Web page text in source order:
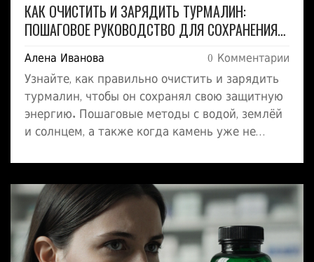
КАК ОЧИСТИТЬ И ЗАРЯДИТЬ ТУРМАЛИН:
ПОШАГОВОЕ РУКОВОДСТВО ДЛЯ СОХРАНЕНИЯ
ЭНЕРГИИ КАМНЯ
Алена Иванова 0 Комментарии
Узнайте, как правильно очистить и зарядить
турмалин, чтобы он сохранял свою защитную
энергию. Пошаговые методы с водой, землёй
и солнцем, а также когда камень уже не